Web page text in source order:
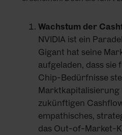
Wachstum der
NVIDIA ist ein
Gigant hat seine
aufgeladen, dass
Chip-Bedürfnisse
Marktkapitalisierung
zukünftigen
empathisches,
das Out-of-Market-